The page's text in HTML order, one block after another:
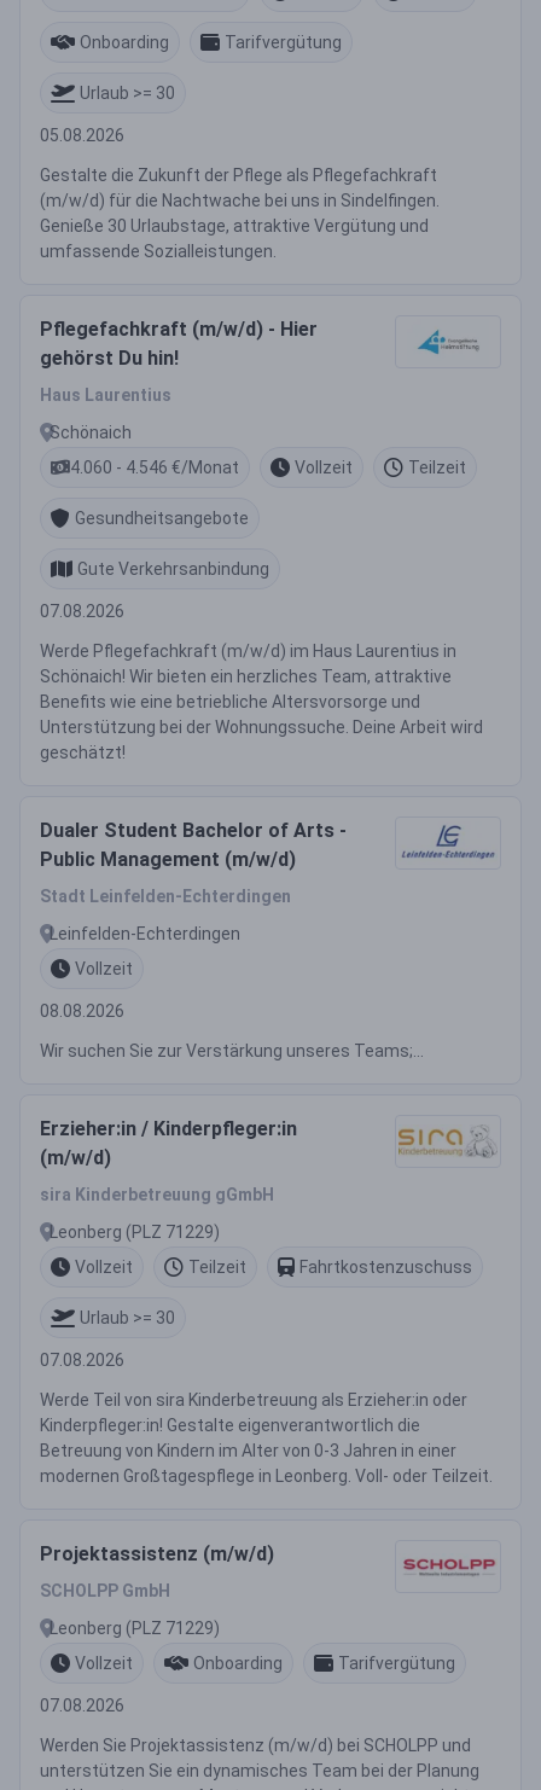
Onboarding Tarifvergütung
Urlaub >= 30
05.08.2026
Gestalte die Zukunft der Pflege als Pflegefachkraft
(m/w/d) für die Nachtwache bei uns in Sindelfingen.
Genieße 30 Urlaubstage, attraktive Vergütung und
umfassende Sozialleistungen.
Pflegefachkraft (m/w/d) - Hier
gehörst Du hin!
Haus Laurentius
Schönaich
4.060 - 4.546 €/Monat
Vollzeit Teilzeit
Gesundheitsangebote
Gute Verkehrsanbindung
07.08.2026
Werde Pflegefachkraft (m/w/d) im Haus Laurentius in
Schönaich! Wir bieten ein herzliches Team, attraktive
Benefits wie eine betriebliche Altersvorsorge und
Unterstützung bei der Wohnungssuche. Deine Arbeit wird
geschätzt!
Dualer Student Bachelor of Arts -
Public Management (m/w/d)
Stadt Leinfelden-Echterdingen
Leinfelden-Echterdingen
Vollzeit
08.08.2026
Wir suchen Sie zur Verstärkung unseres Teams;...
Erzieher:in / Kinderpfleger:in
(m/w/d)
sira Kinderbetreuung gGmbH
Leonberg (PLZ 71229)
Vollzeit
Teilzeit Fahrtkostenzuschuss
Urlaub >= 30
07.08.2026
Werde Teil von sira Kinderbetreuung als Erzieher:in oder
Kinderpfleger:in! Gestalte eigenverantwortlich die
Betreuung von Kindern im Alter von 0-3 Jahren in einer
modernen Großtagespflege in Leonberg. Voll- oder Teilzeit.
Projektassistenz (m/w/d)
SCHOLPP GmbH
Leonberg (PLZ 71229)
Vollzeit
Onboarding Tarifvergütung
07.08.2026
Werden Sie Projektassistenz (m/w/d) bei SCHOLPP und
unterstützen Sie ein dynamisches Team bei der Planung